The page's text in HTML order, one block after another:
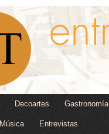
Decoartes Gastronomía
Música Entrevistas